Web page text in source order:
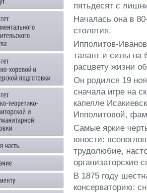
пятьдесят с
Началась она в
столетия.
Ипполитов-
талант и силы на
расцвету жизни
Он родился 19
сначала игре на
капелле
Ипполитовой,
Самые яркие
юности:
трудолюбие,
организаторские
В 1875 году
консерваторию: